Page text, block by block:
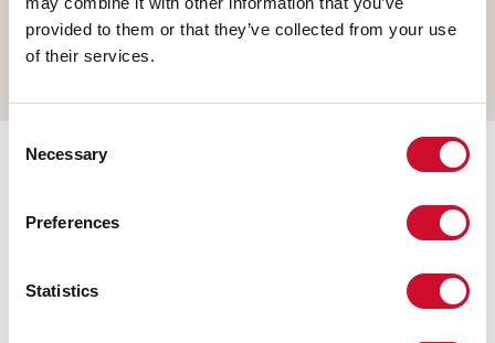
provided to them or that they’ve collected from your use
of their services.
Selection
Necessary
Preferences
Statistics
APPLIQUE MURALE
RAIL